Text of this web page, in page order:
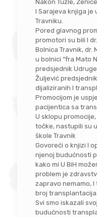
Nakon Tuzle,
I Sarajeva knjiga je
Travniku.
Pored glavnog
promotori su bili I
Bolnica Travnik, dr.
u bolnici “fra Mato
predsjednik
Žuljević
dijaliziranih I
Promocijom je
pacijentica sa
U sklopu
točke, nastupili su
škole Travnik
Govoreći o knjizi I
njenoj budućnosti
kako mi U BiH
problem je
zapravo nemamo,
broj transplantacija.
Svi smo iskazali
budućnosti